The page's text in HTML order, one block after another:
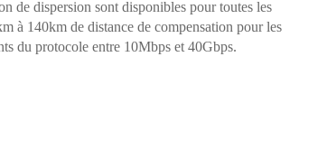
de dispersion sont disponibles pour toutes les
à 140km de distance de compensation pour les
du protocole entre 10Mbps et 40Gbps.